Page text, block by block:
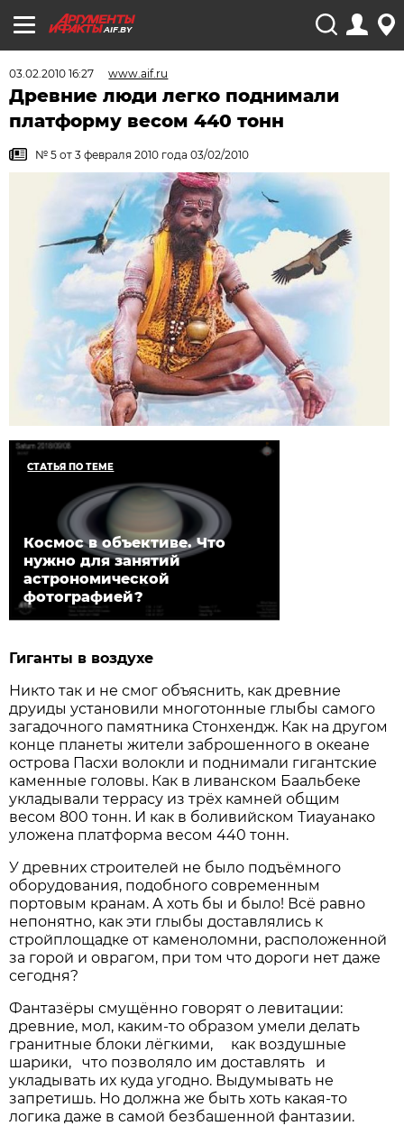
AIF.BY
03.02.2010 16:27 www.aif.ru
Древние люди легко поднимали
платформу весом 440 тонн
№ 5 от 3 февраля 2010 года 03/02/2010
СТАТЬЯ ПО ТЕМЕ
Космос в объективе. Что
нужно для занятий
астрономической
фотографией?
Гиганты в воздухе
Никто так и не смог объяснить, как древние
друиды установили многотонные глыбы самого
загадочного памятника Стонхендж. Как на другом
конце планеты жители заброшенного в океане
острова Пасхи волокли и поднимали гигантские
каменные головы. Как в ливанском Баальбеке
укладывали террасу из трёх камней общим
весом 800 тонн. И как в боливийском Тиауанако
уложена платформа весом 440 тонн.
У древних строителей не было подъёмного
оборудования, подобного современным
портовым кранам. А хоть бы и было! Всё равно
непонятно, как эти глыбы доставлялись к
стройплощадке от каменоломни, расположенной
за горой и оврагом, при том что дороги нет даже
сегодня?
Фантазёры смущённо говорят о левитации:
древние, мол, каким-то образом умели делать
гранитные блоки лёгкими, как воздушные
шарики, что позволяло им доставлять и
укладывать их куда угодно. Выдумывать не
запретишь. Но должна же быть хоть какая-то
логика даже в самой безбашенной фантазии.